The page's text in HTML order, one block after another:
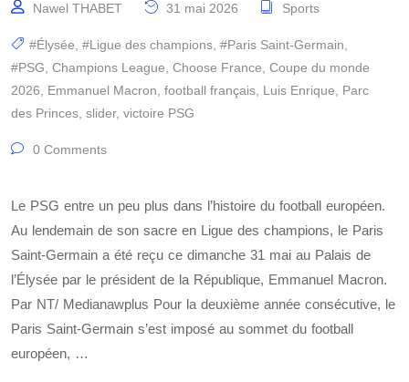
Nawel THABET 31 mai 2026 Sports
#Élysée #Ligue des champions #Paris Saint-Germain
#PSG Champions League Choose France Coupe du monde
2026
Emmanuel Macron football français Luis Enrique
Parc
des Princes slider, victoire PSG
0 Comments
Le PSG entre un peu plus dans l’histoire du football européen.
Au lendemain de son sacre en Ligue des champions, le Paris
Saint-Germain a été reçu ce dimanche 31 mai au Palais de
l’Élysée par le président de la République, Emmanuel Macron.
Par NT/ Medianawplus Pour la deuxième année consécutive, le
Paris Saint-Germain s’est imposé au sommet du football
européen, …